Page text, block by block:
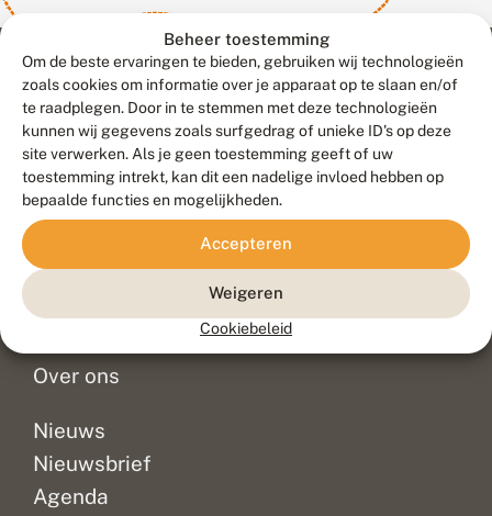
Beheer toestemming
Om de beste ervaringen te bieden, gebruiken wij technologieën
zoals cookies om informatie over je apparaat op te slaan en/of
te raadplegen. Door in te stemmen met deze technologieën
kunnen wij gegevens zoals surfgedrag of unieke ID's op deze
site verwerken. Als je geen toestemming geeft of uw
toestemming intrekt, kan dit een nadelige invloed hebben op
bepaalde functies en mogelijkheden.
Accepteren
Weigeren
Cookiebeleid
Contact
Veelgestelde vragen
Doneer
Over ons
Nieuws
Nieuwsbrief
Agenda
Meld waarnemingen© 2026 Vlinderstichting
Duurzaam ontwikkeld door
Go2People
, ontworpen door
Blue Field Agency
Privacy
Disclaimer
Sitemap